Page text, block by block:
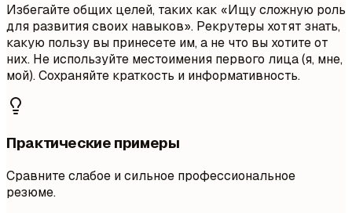
Избегайте общих целей, таких как «Ищу сложную роль
для развития своих навыков». Рекрутеры хотят знать,
какую пользу вы принесете им, а не что вы хотите от
них. Не используйте местоимения первого лица (я, мне,
мой). Сохраняйте краткость и информативность.
Практические примеры
Сравните слабое и сильное профессиональное
резюме.